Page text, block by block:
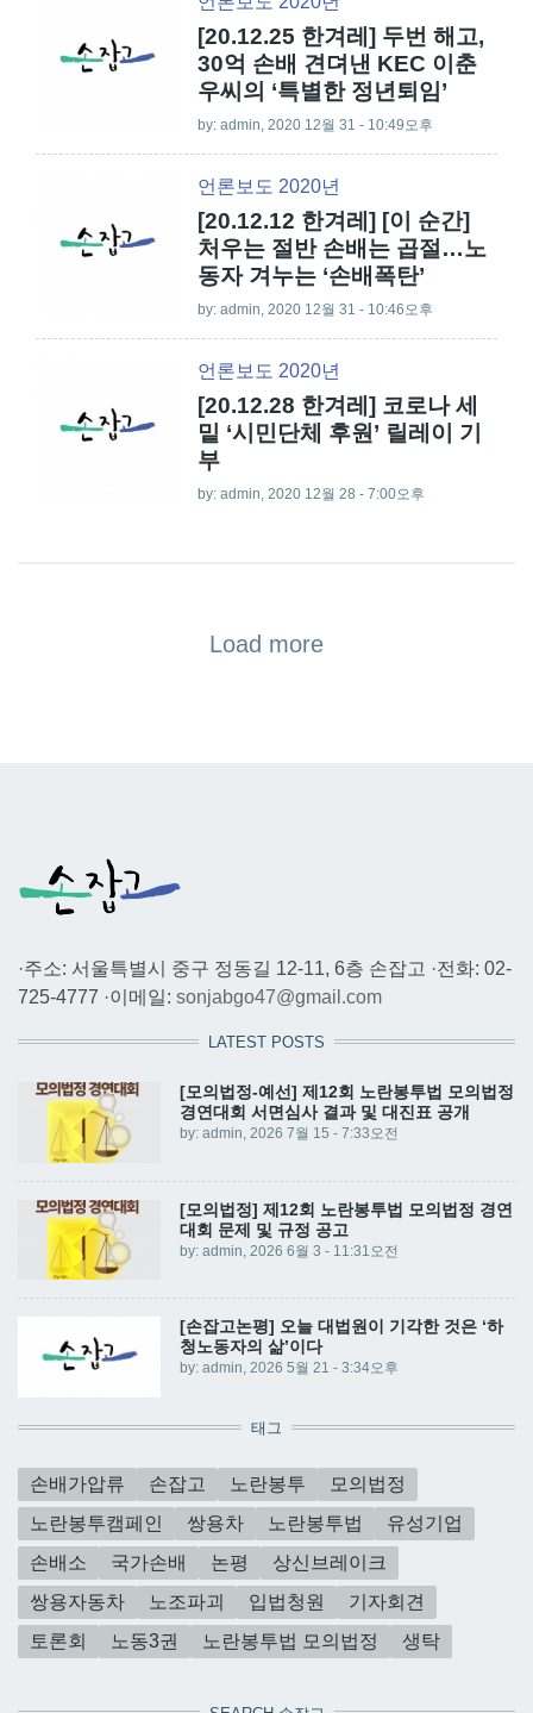
[20.12.25 한겨레] 두번 해고,
30억 손배 견뎌낸 KEC 이춘
우씨의 ‘특별한 정년퇴임’
by: admin , 2020 12월 31 - 10:49오후
언론보도 2020년
[20.12.12 한겨레] [이 순간]
처우는 절반 손배는 곱절…노
동자 겨누는 ‘손배폭탄’
by: admin , 2020 12월 31 - 10:46오후
언론보도 2020년
[20.12.28 한겨레] 코로나 세
밑 ‘시민단체 후원’ 릴레이 기
부
by: admin , 2020 12월 28 - 7:00오후
Load more
·주소: 서울특별시 중구 정동길 12-11, 6층 손잡고 ·전화: 02-
725-4777 ·이메일: sonjabgo47@gmail.com
LATEST POSTS
[모의법정-예선] 제12회 노란봉투법 모의법정
경연대회 서면심사 결과 및 대진표 공개
by: admin, 2026 7월 15 - 7:33오전
[모의법정] 제12회 노란봉투법 모의법정 경연
대회 문제 및 규정 공고
by: admin, 2026 6월 3 - 11:31오전
[손잡고논평] 오늘 대법원이 기각한 것은 ‘하
청노동자의 삶’이다
by: admin, 2026 5월 21 - 3:34오후
태그
손배가압류 손잡고 노란봉투
모의법정
노란봉투캠페인
쌍용차 노란봉투법
유성기업
손배소
국가손배 논평
상신브레이크
쌍용자동차
노조파괴 입법청원
기자회견
토론회
노동3권 노란봉투법 모의법정 생탁